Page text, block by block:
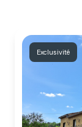
ÉQUIPE
SERVICES
NOUS
Exclusivité